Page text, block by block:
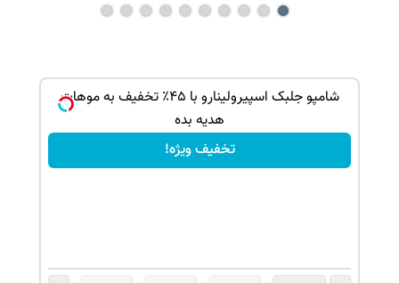
شامپو جلبک اسپیرولینارو با ۴۵٪ تخفیف به موهات
هدیه بده
تخفیف ویژه!